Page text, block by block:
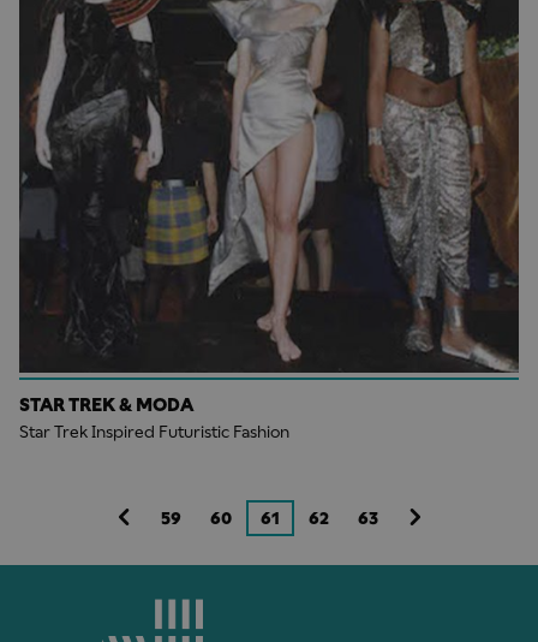
STAR TREK & MODA
Star Trek Inspired Futuristic Fashion
59 60 61 62 63